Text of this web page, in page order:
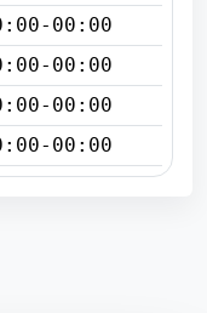
00:00
00:00
00:00
00:00